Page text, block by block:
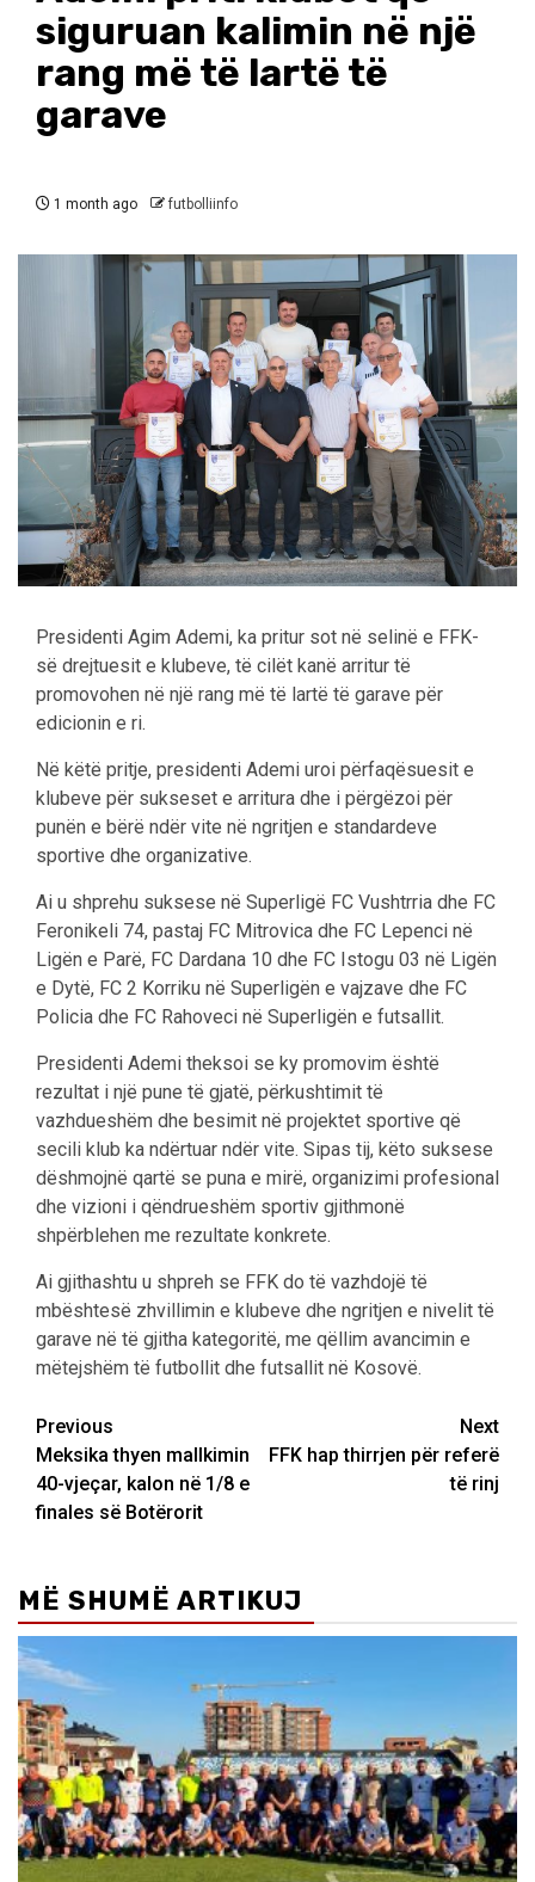
siguruan kalimin në një
rang më të lartë të
garave
1 month ago futbolliinfo
Presidenti Agim Ademi, ka pritur sot në selinë e FFK-
së drejtuesit e klubeve, të cilët kanë arritur të
promovohen në një rang më të lartë të garave për
edicionin e ri.
Në këtë pritje, presidenti Ademi uroi përfaqësuesit e
klubeve për sukseset e arritura dhe i përgëzoi për
punën e bërë ndër vite në ngritjen e standardeve
sportive dhe organizative.
Ai u shprehu suksese në Superligë FC Vushtrria dhe FC
Feronikeli 74, pastaj FC Mitrovica dhe FC Lepenci në
Ligën e Parë, FC Dardana 10 dhe FC Istogu 03 në Ligën
e Dytë, FC 2 Korriku në Superligën e vajzave dhe FC
Policia dhe FC Rahoveci në Superligën e futsallit.
Presidenti Ademi theksoi se ky promovim është
rezultat i një pune të gjatë, përkushtimit të
vazhdueshëm dhe besimit në projektet sportive që
secili klub ka ndërtuar ndër vite. Sipas tij, këto suksese
dëshmojnë qartë se puna e mirë, organizimi profesional
dhe vizioni i qëndrueshëm sportiv gjithmonë
shpërblehen me rezultate konkrete.
Ai gjithashtu u shpreh se FFK do të vazhdojë të
mbështesë zhvillimin e klubeve dhe ngritjen e nivelit të
garave në të gjitha kategoritë, me qëllim avancimin e
mëtejshëm të futbollit dhe futsallit në Kosovë.
Post
navigation
Previous
Meksika thyen mallkimin
40-vjeçar, kalon në 1/8 e
finales së Botërorit
Next
FFK hap thirrjen për referë
të rinj
MË SHUMË ARTIKUJ